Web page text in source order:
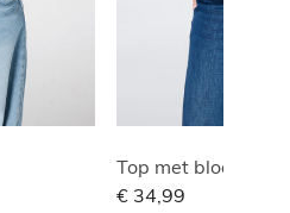
Top met bloemen
€ 34,99